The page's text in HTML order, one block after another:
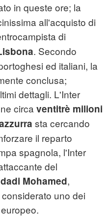
in queste ore; la
all'acquisto di
di
. Secondo
ed italiani, la
conclusa;
dettagli. L'Inter
circa ventitrè milioni
sta cercando
il reparto
spagnola, l'Inter
del
Mohamed,
uno dei